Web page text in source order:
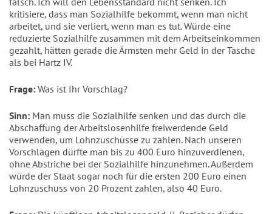
kritisiere, dass man Sozialhilfe bekommt, wenn man nicht
arbeitet, und sie verliert, wenn man es tut. Würde eine
reduzierte Sozialhilfe zusammen mit dem Arbeitseinkommen
gezahlt, hätten gerade die Ärmsten mehr Geld in der Tasche
als bei Hartz IV.
Frage: Was ist Ihr Vorschlag?
Sinn: Man muss die Sozialhilfe senken und das durch die
Abschaffung der Arbeitslosenhilfe freiwerdende Geld
verwenden, um Lohnzuschüsse zu zahlen. Nach unseren
Vorschlägen dürfte man bis zu 400 Euro hinzuverdienen,
ohne Abstriche bei der Sozialhilfe hinzunehmen. Außerdem
würde der Staat sogar noch für die ersten 200 Euro einen
Lohnzuschuss von 20 Prozent zahlen, also 40 Euro.